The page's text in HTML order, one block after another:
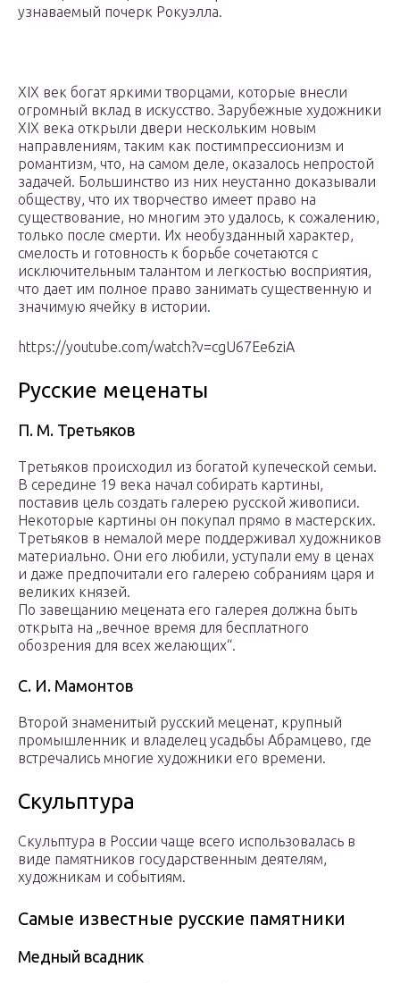
узнаваемый почерк Рокуэлла.
XIX век богат яркими творцами, которые внесли
огромный вклад в искусство. Зарубежные художники
XIX века открыли двери нескольким новым
направлениям, таким как постимпрессионизм и
романтизм, что, на самом деле, оказалось непростой
задачей. Большинство из них неустанно доказывали
обществу, что их творчество имеет право на
существование, но многим это удалось, к сожалению,
только после смерти. Их необузданный характер,
смелость и готовность к борьбе сочетаются с
исключительным талантом и легкостью восприятия,
что дает им полное право занимать существенную и
значимую ячейку в истории.
https://youtube.com/watch?v=cgU67Ee6ziA
Русские меценаты
П. М. Третьяков
Третьяков происходил из богатой купеческой семьи.
В середине 19 века начал собирать картины,
поставив цель создать галерею русской живописи.
Некоторые картины он покупал прямо в мастерских.
Третьяков в немалой мере поддерживал художников
материально. Они его любили, уступали ему в ценах
и даже предпочитали его галерею собраниям царя и
великих князей.
По завещанию мецената его галерея должна быть
открыта на „вечное время для бесплатного
обозрения для всех желающих“.
С. И. Мамонтов
Второй знаменитый русский меценат, крупный
промышленник и владелец усадьбы Абрамцево, где
встречались многие художники его времени.
Скульптура
Скульптура в России чаще всего использовалась в
виде памятников государственным деятелям,
художникам и событиям.
Самые известные русские памятники
Медный всадник